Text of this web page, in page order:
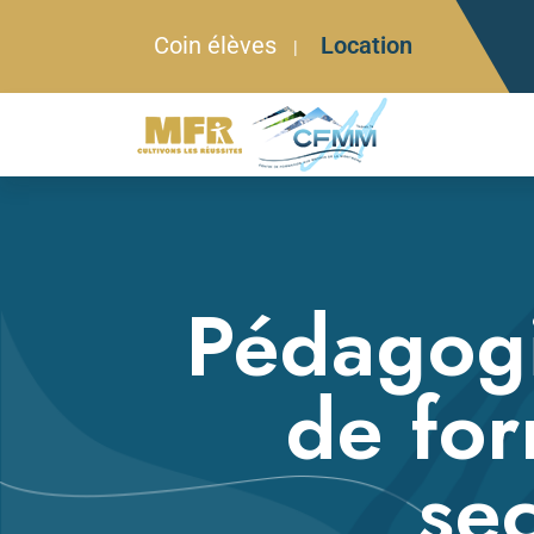
Coin élèves | Location
de